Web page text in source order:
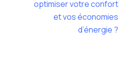
optimiser votre confort
et vos économies
d’énergie ?